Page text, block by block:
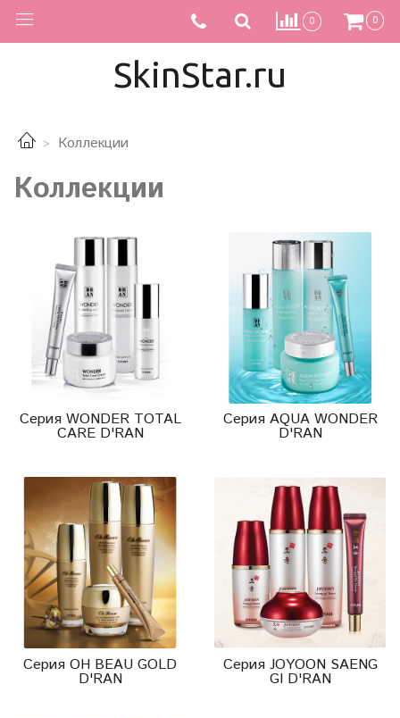
0 0
SkinStar.ru
Коллекции
Коллекции
Серия WONDER TOTAL
CARE D'RAN
Серия AQUA WONDER
D'RAN
Серия OH BEAU GOLD
D'RAN
Серия JOYOON SAENG
GI D'RAN